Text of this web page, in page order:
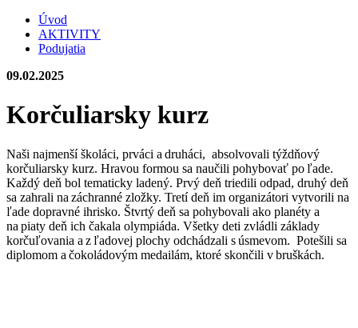
Úvod
AKTIVITY
Podujatia
09.02.2025
Korčuliarsky kurz
Naši najmenší školáci, prváci a druháci, absolvovali týždňový
korčuliarsky kurz. Hravou formou sa naučili pohybovať po ľade.
Každý deň bol tematicky ladený. Prvý deň triedili odpad, druhý deň
sa zahrali na záchranné zložky. Tretí deň im organizátori vytvorili na
ľade dopravné ihrisko. Štvrtý deň sa pohybovali ako planéty a
na piaty deň ich čakala olympiáda. Všetky deti zvládli základy
korčuľovania a z ľadovej plochy odchádzali s úsmevom. Potešili sa
diplomom a čokoládovým medailám, ktoré skončili v bruškách.